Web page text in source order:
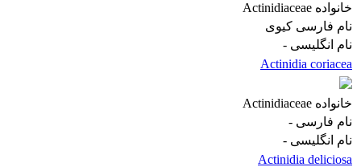
خانواده Actinidiaceae
نام فارسی کیوی
نام انگلیسی -
Actinidia coriacea
خانواده Actinidiaceae
نام فارسی -
نام انگلیسی -
Actinidia deliciosa